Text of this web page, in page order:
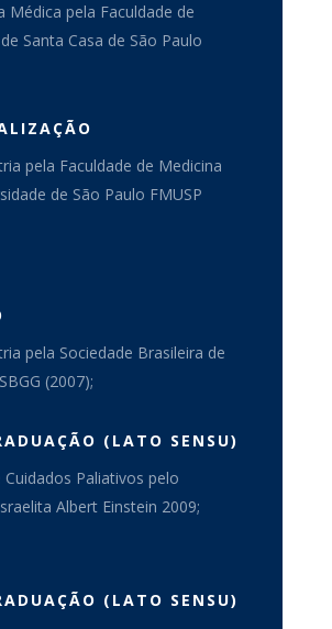
Médica pela Faculdade de
Santa Casa de São Paulo
pela Faculdade de Medicina
de São Paulo FMUSP
pela Sociedade Brasileira de
(2007);
(LATO SENSU)
Paliativos pelo
Albert Einstein 2009;
(LATO SENSU)